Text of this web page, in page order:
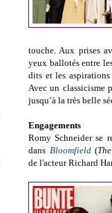
touche. Aux prises
yeux ballotés entre
dits et les
Avec un classicisme
jusqu’à la très belle
Engagements
Romy Schneider se
dans Bloomfield(
de l'acteur Richard